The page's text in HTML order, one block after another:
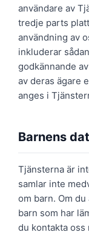
användare av
tredje parts
användning av
inkluderar
godkännande
av deras ägare
anges i
Barnens
Tjänsterna är
samlar inte
om barn. Om
barn som har
du kontakta